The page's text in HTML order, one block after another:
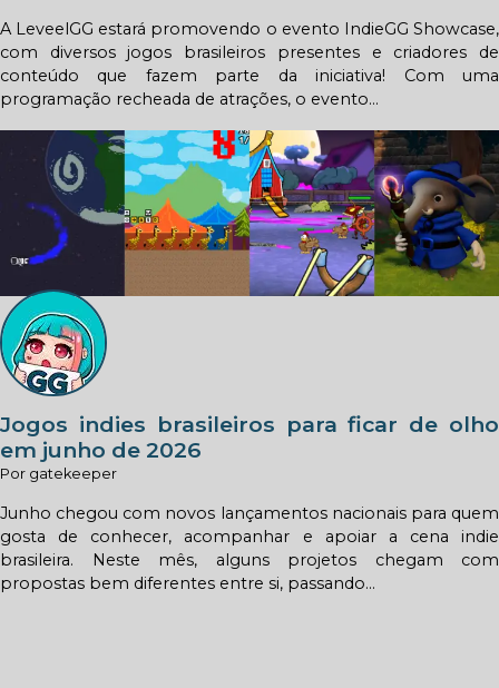
A LeveelGG estará promovendo o evento IndieGG Showcase,
com diversos jogos brasileiros presentes e criadores de
conteúdo que fazem parte da iniciativa! Com uma
programação recheada de atrações, o evento...
Jogos indies brasileiros para ficar de olho
em junho de 2026
Por gatekeeper
Junho chegou com novos lançamentos nacionais para quem
gosta de conhecer, acompanhar e apoiar a cena indie
brasileira. Neste mês, alguns projetos chegam com
propostas bem diferentes entre si, passando...